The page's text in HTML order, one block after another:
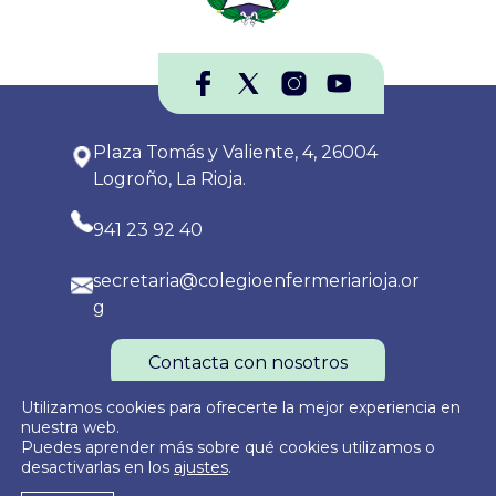
Plaza Tomás y Valiente, 4, 26004
Logroño, La Rioja.
941 23 92 40
secretaria@colegioenfermeriarioja.or
g
Contacta con nosotros
Política de Privacidad Política de Cookies
Utilizamos cookies para ofrecerte la mejor experiencia en
nuestra web.
Puedes aprender más sobre qué cookies utilizamos o
desactivarlas en los ajustes.